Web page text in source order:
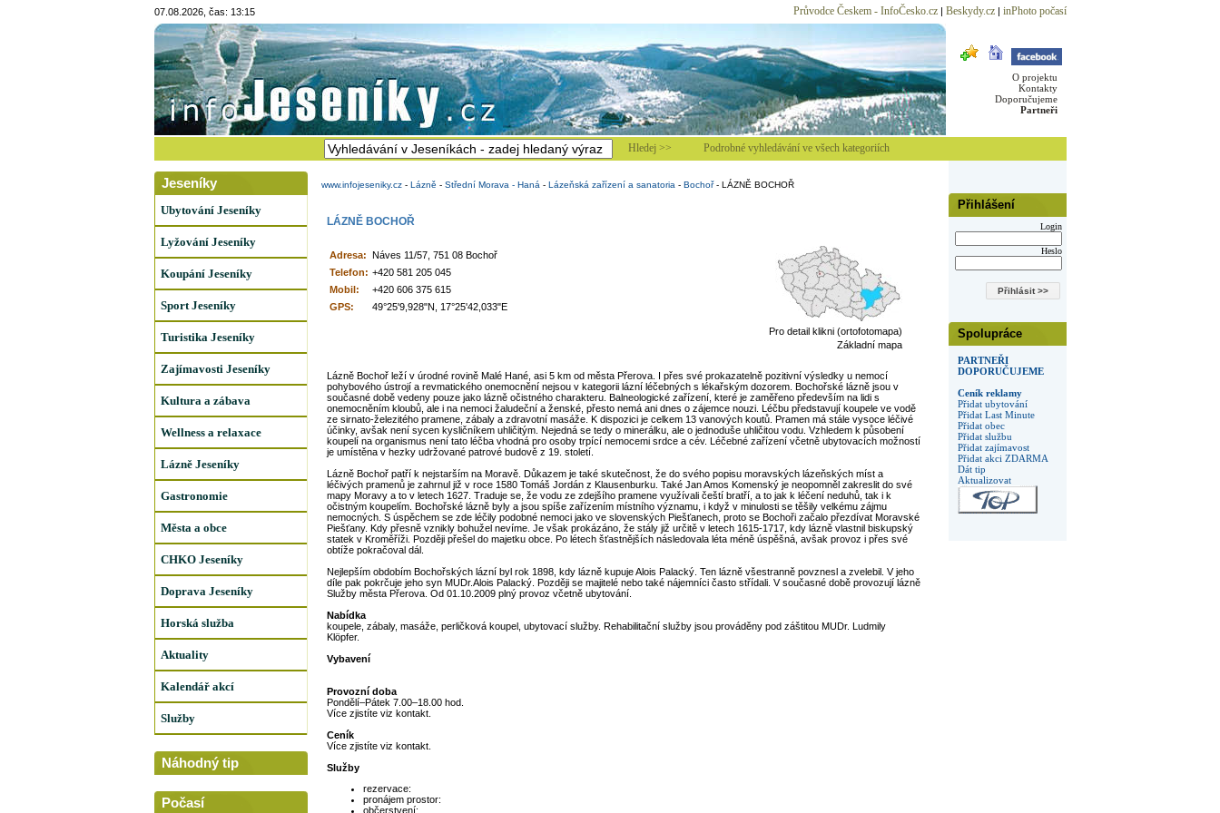
07.08.2026, čas: 13:15 Průvodce Českem - InfoČesko.cz| Beskydy.cz| inPhoto počasí
O projektu
Kontakty
Doporučujeme
Partneři
Hledej >> Podrobné vyhledávání ve všech kategoriích
Přihlášení
Login
Heslo
Spolupráce
PARTNEŘI
DOPORUČUJEME
Ceník reklamy
Přidat ubytování
Přidat Last Minute
Přidat obec
Přidat službu
Přidat zajímavost
Přidat akci ZDARMA
Dát tip
Aktualizovat
Jeseníky
Ubytování Jeseníky
Lyžování Jeseníky
Koupání Jeseníky
Sport Jeseníky
Turistika Jeseníky
Zajímavosti Jeseníky
Kultura a zábava
Wellness a relaxace
Lázně Jeseníky
Gastronomie
Města a obce
CHKO Jeseníky
Doprava Jeseníky
Horská služba
Aktuality
Kalendář akcí
Služby
Náhodný tip
Počasí
www.infojeseniky.cz- Lázně - Střední Morava - Haná - Lázeňská zařízení a sanatoria - Bochoř- LÁZNĚ BOCHOŘ
LÁZNĚ BOCHOŘ
Adresa: Náves 11/57, 751 08 Bochoř
Telefon: +420 581 205 045
Mobil:
+420 606 375 615
GPS:
49°25'9,928"N, 17°25'42,033"E
Pro detail klikni (ortofotomapa)
Základní mapa
Lázně Bochoř leží v úrodné rovině Malé Hané, asi 5 km od města Přerova. I přes své prokazatelně pozitivní výsledky u nemocí
pohybového ústrojí a revmatického onemocnění nejsou v kategorii lázní léčebných s lékařským dozorem. Bochořské lázně jsou v
současné době vedeny pouze jako lázně očistného charakteru. Balneologické zařízení, které je zaměřeno především na lidi s
onemocněním kloubů, ale i na nemoci žaludeční a ženské, přesto nemá ani dnes o zájemce nouzi. Léčbu představují koupele ve vodě
ze sirnato-železitého pramene, zábaly a zdravotní masáže. K dispozici je celkem 13 vanových koutů. Pramen má stále vysoce léčivé
účinky, avšak není sycen kysličníkem uhličitým. Nejedná se tedy o minerálku, ale o jednoduše uhličitou vodu. Vzhledem k působení
koupelí na organismus není tato léčba vhodná pro osoby trpící nemocemi srdce a cév. Léčebné zařízení včetně ubytovacích možností
je umístěna v hezky udržované patrové budově z 19. století.
Lázně Bochoř patří k nejstarším na Moravě. Důkazem je také skutečnost, že do svého popisu moravských lázeňských míst a
léčivých pramenů je zahrnul již v roce 1580 Tomáš Jordán z Klausenburku. Také Jan Amos Komenský je neopomněl zakreslit do své
mapy Moravy a to v letech 1627. Traduje se, že vodu ze zdejšího pramene využívali čeští bratří, a to jak k léčení neduhů, tak i k
očistným koupelím. Bochořské lázně byly a jsou spíše zařízením místního významu, i když v minulosti se těšily velkému zájmu
nemocných. S úspěchem se zde léčily podobné nemoci jako ve slovenských Piešťanech, proto se Bochoři začalo přezdívat Moravské
Piešťany. Kdy přesně vznikly bohužel nevíme. Je však prokázáno, že stály již určitě v letech 1615-1717, kdy lázně vlastnil biskupský
statek v Kroměříži. Později přešel do majetku obce. Po létech šťastnějších následovala léta méně úspěšná, avšak provoz i přes své
obtíže pokračoval dál.
Nejlepším obdobím Bochořských lázní byl rok 1898, kdy lázně kupuje Alois Palacký. Ten lázně všestranně povznesl a zvelebil. V jeho
díle pak pokrčuje jeho syn MUDr.Alois Palacký. Později se majitelé nebo také nájemníci často střídali. V současné době provozují lázně
Služby města Přerova. Od 01.10.2009 plný provoz včetně ubytování.
Nabídka
koupele, zábaly, masáže, perličková koupel, ubytovací služby. Rehabilitační služby jsou prováděny pod záštitou MUDr. Ludmily
Klöpfer.
Vybavení
Provozní doba
Pondělí–Pátek 7.00–18.00 hod.
Více zjistíte viz kontakt.
Ceník
Více zjistíte viz kontakt.
Služby
rezervace:
pronájem prostor:
občerstvení: